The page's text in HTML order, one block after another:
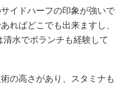
イドハーフの印象が強いで
ればどこでも出来ますし、
水でボランチも経験して
の高さがあり、スタミナも